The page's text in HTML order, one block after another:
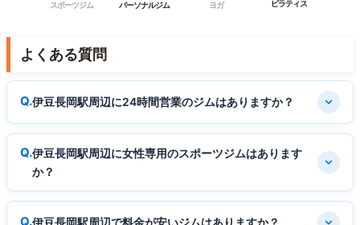
スポーツジム パーソナルジム ヨガ ピラティス
よくある質問
伊豆長岡駅周辺に24時間営業のジムはありますか？
伊豆長岡駅周辺に女性専用のスポーツジムはあります
か？